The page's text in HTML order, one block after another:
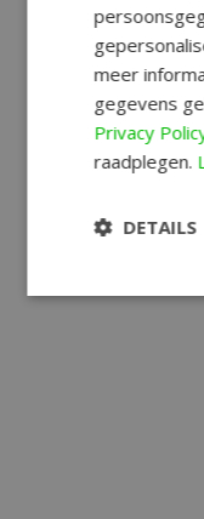
meer
gegevens
Privacy
raadplegen.
DETAILS